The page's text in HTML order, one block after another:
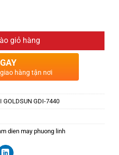
giỏ hàng
hàng tận nơi
GOLDSUN GDI-7440
dien may phuong linh